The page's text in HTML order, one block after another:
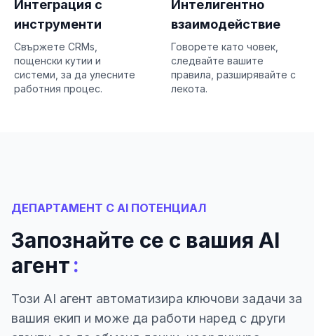
Интеграция с
инструменти
Свържете CRMs,
пощенски кутии и
системи, за да улесните
работния процес.
Интелигентно
взаимодействие
Говорете като човек,
следвайте вашите
правила, разширявайте с
лекота.
ДЕПАРТАМЕНТ С AI ПОТЕНЦИАЛ
Запознайте се с вашия AI
агент:
Този AI агент автоматизира ключови задачи за
вашия екип и може да работи наред с други